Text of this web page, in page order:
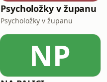
Psycholožky v županu
Psycholožky v županu
NP